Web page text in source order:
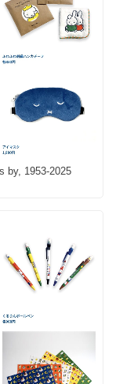
by, 1953-2025